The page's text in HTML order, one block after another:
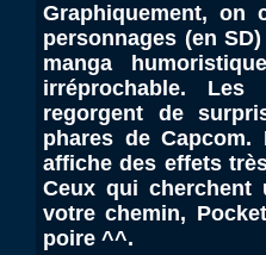
Graphiquement, on
personnages (en
manga
irréprochable.
regorgent de
phares de
affiche des effets
Ceux qui cherchent
votre chemin,
poire ^^.